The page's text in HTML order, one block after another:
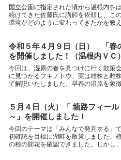
国立公園に指定された頃から温根内を
続けてきた佐藤氏に講師を依頼し、こ
環境がどのように変わってきたかを教
佐藤氏が当時撮った写真と現状を見比
令和５年４月９日（日） 「春
を開催しました！（温根内ＶＣ）
今回は、湿原の春を見つけに行く散策
に見つかるフキノトウ、実は雄株と雌
て解説いたしました。早春の湿原を象
か姿は見えませんでしたが、鳴声はい
５月４日（火）「 塘路フィー
～」を開催しました！
今回のテーマは「みんなで発見する」
初確認を目標に湖畔を散策しました。
の種の開花を確認できました。しかし
り、センダイムシクイなどの夏鳥の初